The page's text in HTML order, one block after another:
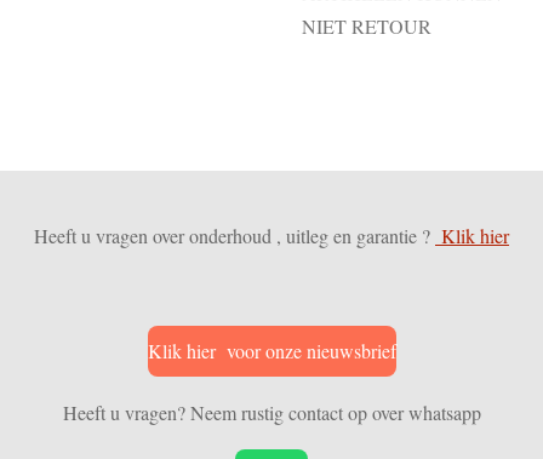
NIET RETOUR
Heeft u vragen over onderhoud , uitleg en garantie ? Klik hier
Klik hier voor onze nieuwsbrief
Heeft u vragen? Neem rustig contact op over whatsapp